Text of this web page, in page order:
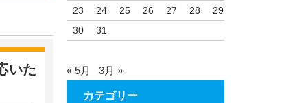
いた
23
24 25 26 27 28
29
30
31
« 5月 3月 »
カテゴリー